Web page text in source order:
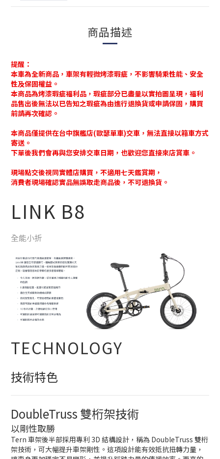
商品描述
提醒：
本車為全新商品，車架有輕微烤漆瑕疵，不影響騎乘性能、安全
性及保固權益。
本商品為烤漆瑕疵福利品，瑕疵部分已盡量以實拍圖呈現，福利
品售出後無法以已告知之瑕疵為由進行退換貨或申請保固，購買
前請再次確認。
本商品僅提供在台中旗艦店(歐瑟單車)交車，無法直接以箱車方式
寄送。
下單後我們會再與您安排交車日期，也歡迎您直接來店賞車。
現場點交後視同實體店購買，不適用七天鑑賞期，
消費者現場確認實品無誤取走商品後，不可退換貨。
LINK B8
全能小折
TECHNOLOGY
技術特色
DoubleTruss 雙桁架技術
以剛性取勝
Tern 車架後半部採用專利 3D 結構設計，稱為 DoubleTruss 雙桁
架技術，可大幅提升車架剛性。這項設計能有效抵抗扭轉力量，